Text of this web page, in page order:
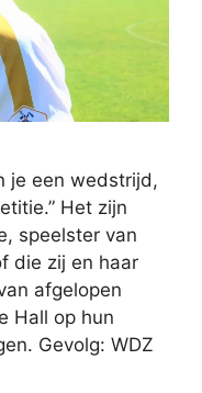
je een wedstrijd,
Het zijn
speelster van
die zij en haar
afgelopen
Hall op hun
Gevolg: WDZ